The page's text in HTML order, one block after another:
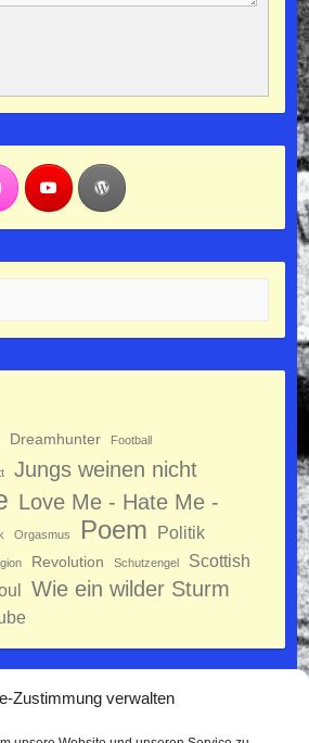
Zustimmung verwalten
Dreamhunter Football
Jungs weinen nicht
Love Me - Hate Me -
Orgasmus Poem
Politik
Revolution Schutzengel
Scottish
Wie ein wilder Sturm